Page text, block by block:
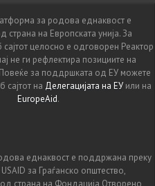
за родова еднаквост е
страна на Европската унија. За
целосно е одговорен Реактор
не ги рефлектира позициите на
Повеќе за поддршката од ЕУ можете
сајтот на Делегацијата на ЕУ или на
EuropeAid.
еднаквост е поддржана преку
за Граѓанско општество,